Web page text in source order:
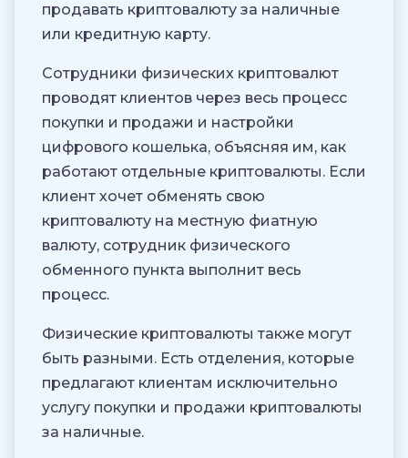
продавать криптовалюту за наличные
или кредитную карту.
Сотрудники физических криптовалют
проводят клиентов через весь процесс
покупки и продажи и настройки
цифрового кошелька, объясняя им, как
работают отдельные криптовалюты. Если
клиент хочет обменять свою
криптовалюту на местную фиатную
валюту, сотрудник физического
обменного пункта выполнит весь
процесс.
Физические криптовалюты также могут
быть разными. Есть отделения, которые
предлагают клиентам исключительно
услугу покупки и продажи криптовалюты
за наличные.